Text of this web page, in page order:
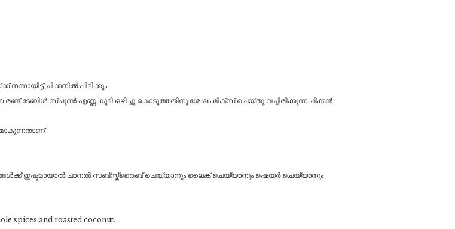
ചിക്കനിൽ പിടിക്കും
ടേബിൾ സ്പൂൺ എണ്ണ കൂടി ഒഴിച്ചു കൊടുത്തതിനു ശേഷം മിക്സ് ചെയ്തു വച്ചിരിക്കുന്ന ചിക്കൻ
നിങ്ങൾക്ക് ഇഷ്ടമായാൽ ചാനൽ സബ്സ്ക്രൈബ് ചെയ്യാനും ലൈക് ചെയ്യാനും ഷെയർ ചെയ്യാനും
spices and roasted coconut.